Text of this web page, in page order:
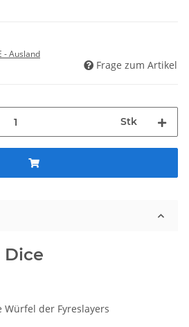
- Ausland
Frage zum Artikel
Stk
Dice
Würfel der Fyreslayers